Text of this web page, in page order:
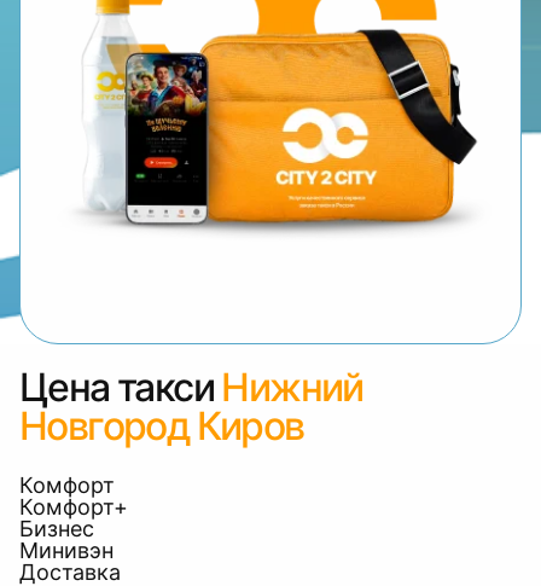
Цена такси Нижний
Новгород Киров
Комфорт
Комфорт+
Бизнес
Минивэн
Доставка